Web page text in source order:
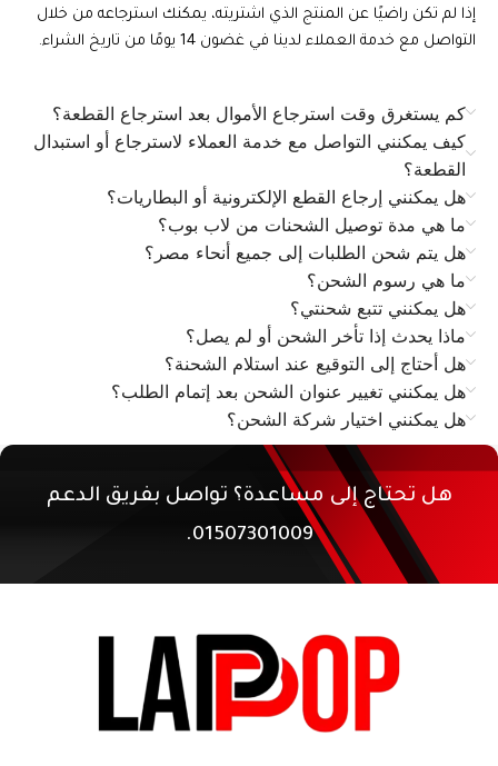
إذا لم تكن راضيًا عن المنتج الذي اشتريته، يمكنك استرجاعه من خلال
التواصل مع خدمة العملاء لدينا في غضون 14 يومًا من تاريخ الشراء.
كم يستغرق وقت استرجاع الأموال بعد استرجاع القطعة؟
كيف يمكنني التواصل مع خدمة العملاء لاسترجاع أو استبدال
القطعة؟
هل يمكنني إرجاع القطع الإلكترونية أو البطاريات؟
ما هي مدة توصيل الشحنات من لاب بوب؟
هل يتم شحن الطلبات إلى جميع أنحاء مصر؟
ما هي رسوم الشحن؟
هل يمكنني تتبع شحنتي؟
ماذا يحدث إذا تأخر الشحن أو لم يصل؟
هل أحتاج إلى التوقيع عند استلام الشحنة؟
هل يمكنني تغيير عنوان الشحن بعد إتمام الطلب؟
هل يمكنني اختيار شركة الشحن؟
هل تحتاج إلى مساعدة؟ تواصل بفريق الدعم
01507301009.